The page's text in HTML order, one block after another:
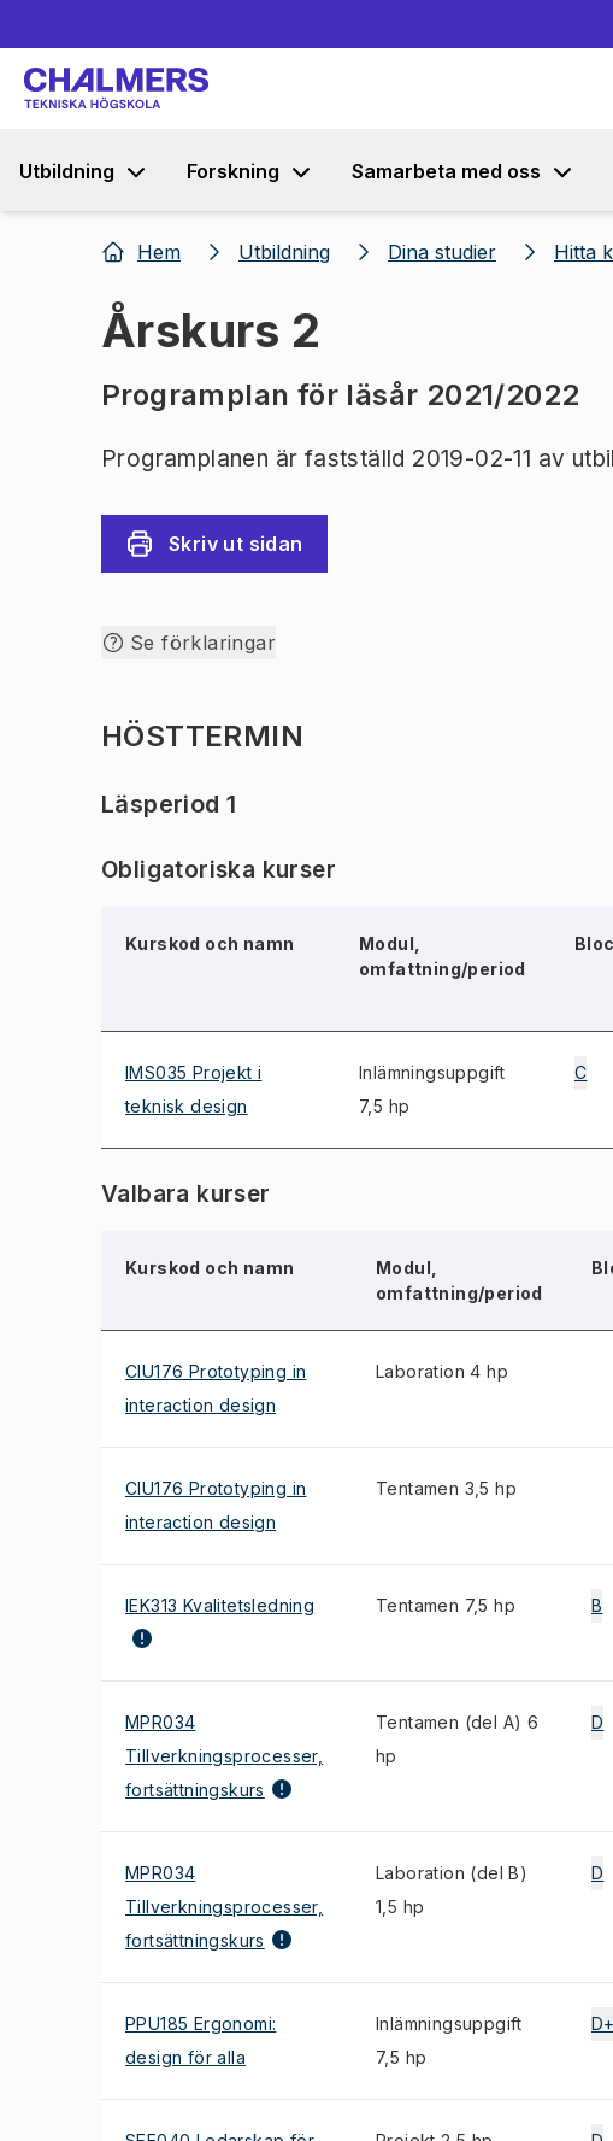
Utbildning Forskning Samarbeta med oss
Hem Utbildning Dina studier Hitta
Årskurs 2
Programplan för läsår 2021/2022
Programplanen är fastställd 2019-02-11 av
Skriv ut sidan
Se förklaringar
HÖSTTERMIN
Läsperiod 1
Obligatoriska kurser
Kurskod och namn
Modul,
omfattning/period
IMS035 Projekt i
teknisk design
Inlämningsuppgift
7,5 hp
C
Valbara kurser
Kurskod och namn
Modul,
omfattning/period
CIU176 Prototyping in
interaction design
Laboration 4 hp
CIU176 Prototyping in
interaction design
Tentamen 3,5 hp
IEK313 Kvalitetsledning Tentamen 7,5 hp B
MPR034
Tillverkningsprocesser,
fortsättningskurs
Tentamen (del A) 6
hp
D
MPR034
Tillverkningsprocesser,
fortsättningskurs
Laboration (del B)
1,5 hp
D
PPU185 Ergonomi:
design för alla
Inlämningsuppgift
7,5 hp
D+